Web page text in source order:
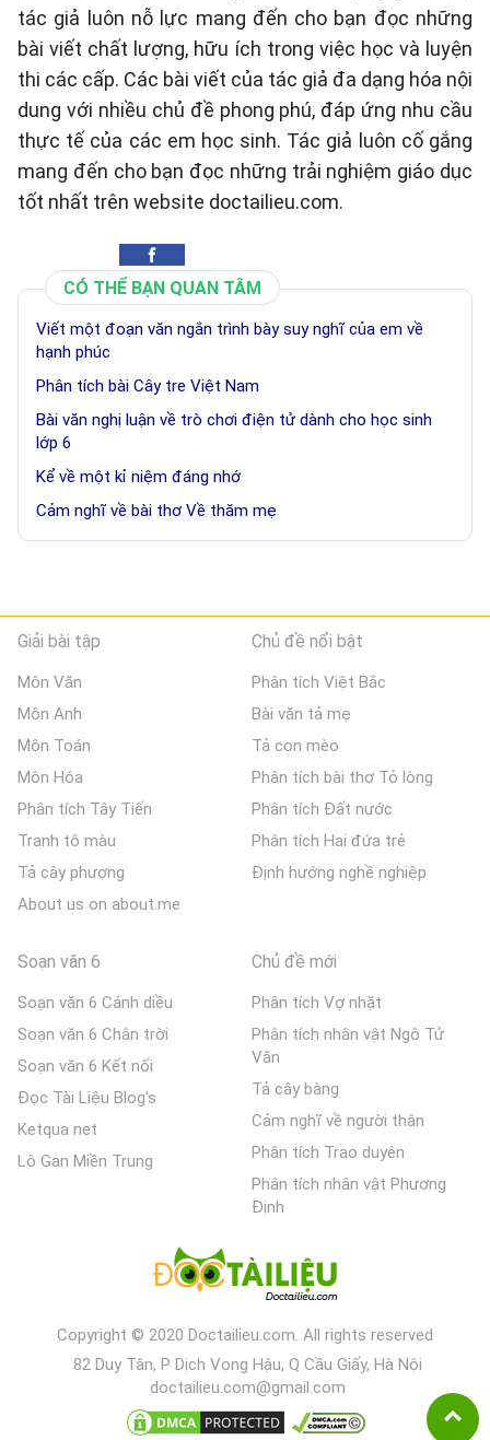
tác giả luôn nỗ lực mang đến cho bạn đọc những
bài viết chất lượng, hữu ích trong việc học và luyện
thi các cấp. Các bài viết của tác giả đa dạng hóa nội
dung với nhiều chủ đề phong phú, đáp ứng nhu cầu
thực tế của các em học sinh. Tác giả luôn cố gắng
mang đến cho bạn đọc những trải nghiệm giáo dục
tốt nhất trên website doctailieu.com.
CÓ THỂ BẠN QUAN TÂM
Viết một đoạn văn ngắn trình bày suy nghĩ của em về
hạnh phúc
Phân tích bài Cây tre Việt Nam
Bài văn nghị luận về trò chơi điện tử dành cho học sinh
lớp 6
Kể về một kỉ niệm đáng nhớ
Cảm nghĩ về bài thơ Về thăm mẹ
Giải bài tập
Môn Văn
Môn Anh
Môn Toán
Môn Hóa
Phân tích Tây Tiến
Tranh tô màu
Tả cây phượng
About us on about.me
Chủ đề nổi bật
Phân tích Việt Bắc
Bài văn tả mẹ
Tả con mèo
Phân tích bài thơ Tỏ lòng
Phân tích Đất nước
Phân tích Hai đứa trẻ
Định hướng nghề nghiệp
Soạn văn 6
Soạn văn 6 Cánh diều
Soạn văn 6 Chân trời
Soạn văn 6 Kết nối
Đọc Tài Liệu Blog's
Ketqua net
Lô Gan Miền Trung
Chủ đề mới
Phân tích Vợ nhặt
Phân tích nhân vật Ngô Tử
Văn
Tả cây bàng
Cảm nghĩ về người thân
Phân tích Trao duyên
Phân tích nhân vật Phương
Định
Copyright © 2020 Doctailieu.com. All rights reserved
82 Duy Tân, P Dịch Vọng Hậu, Q Cầu Giấy, Hà Nội
doctailieu.com@gmail.com